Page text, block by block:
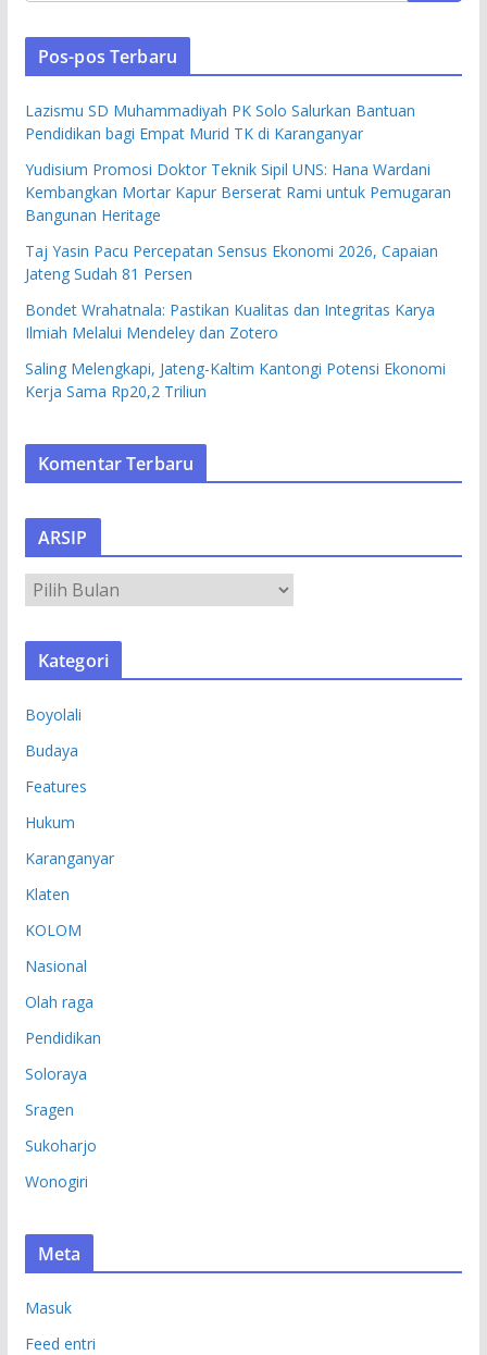
Pos-pos Terbaru
Lazismu SD Muhammadiyah PK Solo Salurkan Bantuan
Pendidikan bagi Empat Murid TK di Karanganyar
Yudisium Promosi Doktor Teknik Sipil UNS: Hana Wardani
Kembangkan Mortar Kapur Berserat Rami untuk Pemugaran
Bangunan Heritage
Taj Yasin Pacu Percepatan Sensus Ekonomi 2026, Capaian
Jateng Sudah 81 Persen
Bondet Wrahatnala: Pastikan Kualitas dan Integritas Karya
Ilmiah Melalui Mendeley dan Zotero
Saling Melengkapi, Jateng-Kaltim Kantongi Potensi Ekonomi
Kerja Sama Rp20,2 Triliun
Komentar Terbaru
ARSIP
R
S
Kategori
Boyolali
Budaya
Features
Hukum
Karanganyar
Klaten
KOLOM
Nasional
Olah raga
Pendidikan
Soloraya
Sragen
Sukoharjo
Wonogiri
Meta
Masuk
Feed entri